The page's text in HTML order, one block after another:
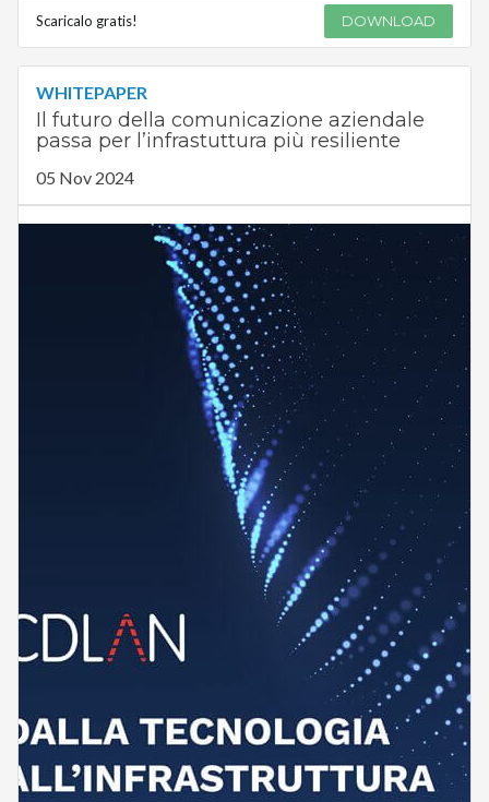
Scaricalo gratis! DOWNLOAD
WHITEPAPER
Il futuro della comunicazione aziendale
passa per l’infrastuttura più resiliente
05 Nov 2024